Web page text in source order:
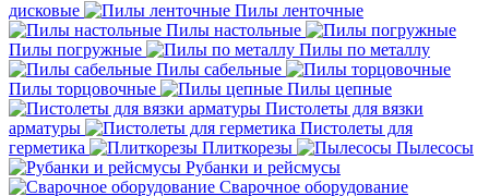
дисковые
Пилы ленточные
Пилы настольные
Пилы погружные
Пилы по металлу
Пилы сабельные
Пилы торцовочные
Пилы цепные
Пистолеты для вязки
арматуры
Пистолеты для
герметика
Плиткорезы
Пылесосы
Рубанки и рейсмусы
Сварочное оборудование